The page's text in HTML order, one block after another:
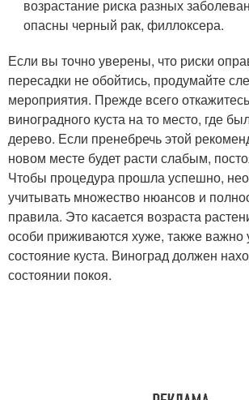
возрастание риска разных
опасны черный рак, филлоксера.
Если вы точно уверены, что риски
пересадки не обойтись, продумайте
мероприятия. Прежде всего
виноградного куста на то место, где
дерево. Если пренебречь этой
новом месте будет расти слабым,
Чтобы процедура прошла успешно,
учитывать множество нюансов и
правила. Это касается возраста
особи приживаются хуже, также важно
состояние куста. Виноград должен
состоянии покоя.